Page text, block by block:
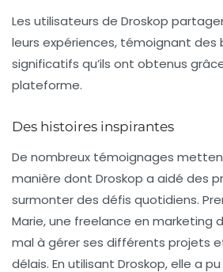
Les utilisateurs de Droskop
leurs expériences, témoignant des
significatifs qu’ils ont obtenus
plateforme.
Des histoires inspirantes
De nombreux témoignages
manière dont Droskop a aidé des
surmonter des défis quotidiens.
Marie, une freelance en marketing
mal à gérer ses différents projets
délais. En utilisant Droskop, elle a